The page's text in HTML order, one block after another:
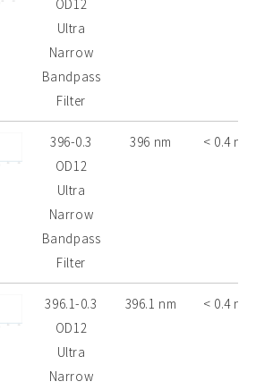
OD12
Ultra
Narrow
Bandpass
Filter
396-0.3
OD12
Ultra
Narrow
Bandpass
Filter
396 nm < 0.4
396.1-0.3
OD12
Ultra
Narrow
396.1 nm < 0.4